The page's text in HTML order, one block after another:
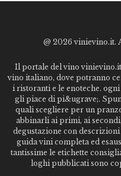
@ 2026 vinievino.it.
Il portale del vino
vino italiano, dove potranno
i ristoranti e le enoteche.
gli piace di pi&ugrave;.
quali scegliere per un
abbinarli ai primi, ai
degustazione con
guida vini completa ed
tantissime le etichette
loghi pubblicati sono